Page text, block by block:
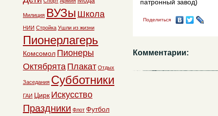
патронный завод)
Поделиться
Комментарии:
Милиция ВУЗы Школа
НИИ Стройка Ушли из жизни
Пионерлагерь
Комсомол Пионеры
Октябрята Плакат Отдых
Заседания Субботники
ГАИ Цирк Искусство
Праздники Флот Футбол